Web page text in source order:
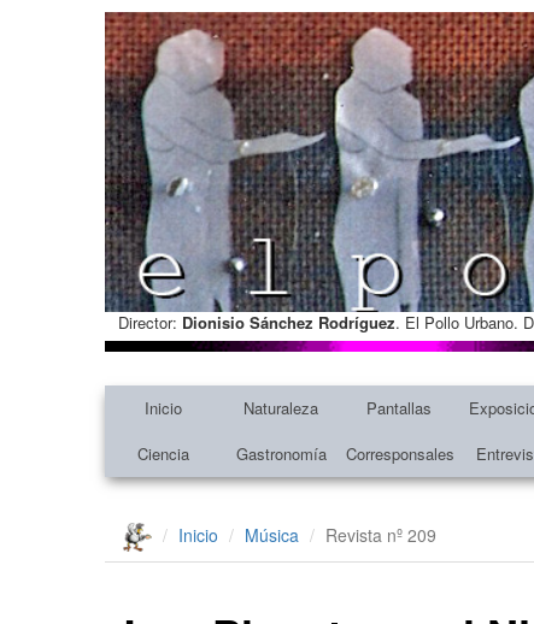
Director: Dionisio Sánchez Rodríguez. El Pollo Urbano.
Inicio Naturaleza Pantallas
Ciencia
Gastronomía Corresponsales
Inicio Música Revista nº 209